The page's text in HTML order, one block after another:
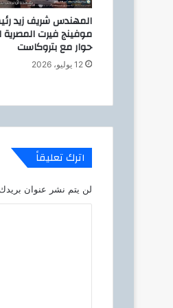
ك
ع
ط
ي
ه
المهندس شريف زيد
موفينج فيرت
حوار مع بتروكاست
12 يوليو، 2026
اترك تعليقاً
لن يتم نشر عنوان بريدك